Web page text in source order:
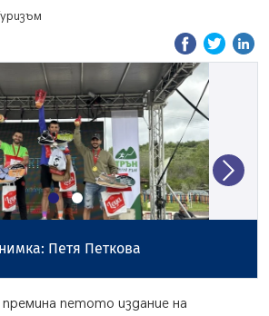
Снимка: Георги Иванов
Next
петото издание на